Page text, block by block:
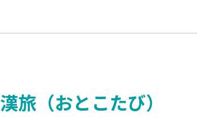
漢旅（おとこたび）